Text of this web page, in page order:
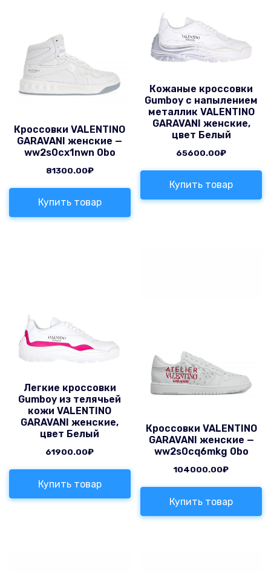
Кроссовки VALENTINO
GARAVANI женские —
ww2s0cx1nwn 0bo
81300.00₽
Купить товар
Кожаные кроссовки
Gumboy с напылением
металлик VALENTINO
GARAVANI женские,
цвет Белый
65600.00₽
Купить товар
Легкие кроссовки
Gumboy из телячьей
кожи VALENTINO
GARAVANI женские,
цвет Белый
61900.00₽
Купить товар
Кроссовки VALENTINO
GARAVANI женские —
ww2s0cq6mkg 0bo
104000.00₽
Купить товар